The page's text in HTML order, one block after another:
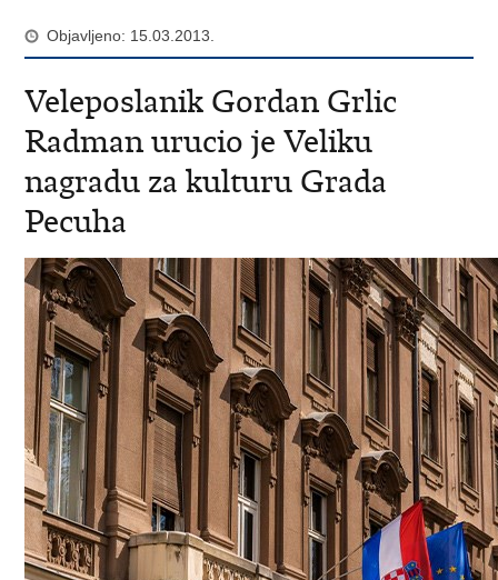
Objavljeno: 15.03.2013.
Veleposlanik Gordan Grlic
Radman urucio je Veliku
nagradu za kulturu Grada
Pecuha